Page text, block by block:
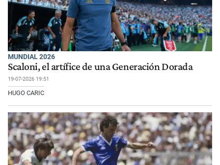
MUNDIAL 2026
Scaloni, el artífice de una Generación Dorada
19-07-2026 19:51
HUGO CARIC